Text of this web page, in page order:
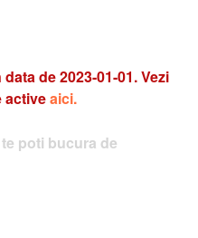
de 2023-01-01. Vezi
aici.
bucura de